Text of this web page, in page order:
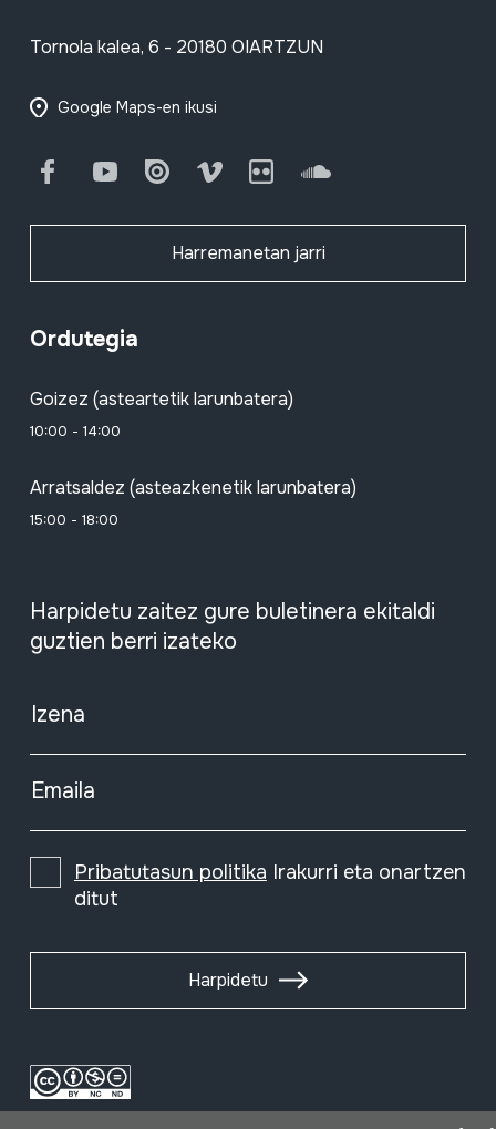
Tornola kalea, 6 - 20180 OIARTZUN
Google Maps-en ikusi
FacebookYoutube Issuu Vimeo Flickr SoundCloud
Harremanetan jarri
Ordutegia
Goizez (asteartetik larunbatera)
10:00 - 14:00
Arratsaldez (asteazkenetik larunbatera)
15:00 - 18:00
Harpidetu zaitez gure buletinera ekitaldi
guztien berri izateko
Izena
Emaila
Pribatutasun politika Irakurri eta onartzen
ditut
Harpidetu